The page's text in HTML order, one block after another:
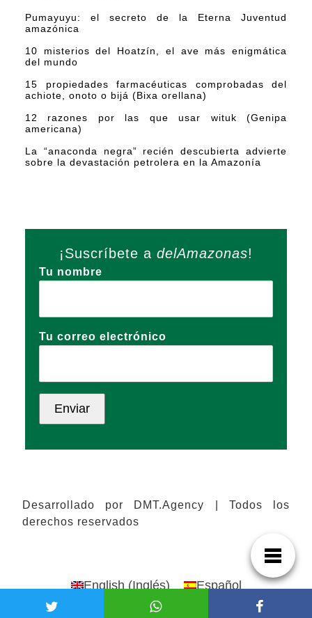
Pumayuyu: el secreto de la Eterna Juventud
amazónica
10 misterios del Hoatzín, el ave más enigmática
del mundo
15 propiedades farmacéuticas comprobadas del
achiote, onoto o bijá (Bixa orellana)
12 razones por las que usar wituk (Genipa
americana)
La “anaconda negra” recién descubierta advierte
sobre la devastación petrolera en la Amazonía
¡Suscríbete a delAmazonas!
Tu nombre
Tu correo electrónico
Desarrollado por DMT.Agency | Todos los
derechos reservados
English (Inglés) Español